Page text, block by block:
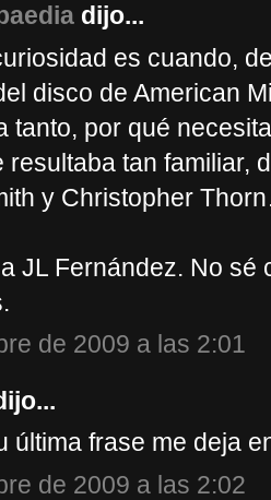
dijo...
es cuando,
disco de American
tanto, por qué
resultaba tan familiar,
y Christopher
JL Fernández. No sé
de 2009 a las 2:01
última frase me deja
de 2009 a las 2:02